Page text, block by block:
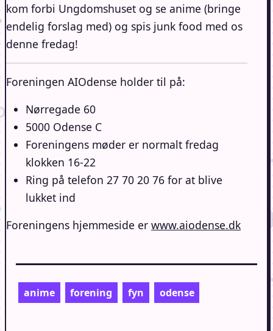
kom forbi Ungdomshuset og se anime (bringe
endelig forslag med) og spis junk food med os
denne fredag!
Foreningen AIOdense holder til på:
Nørregade 60
5000 Odense C
Foreningens møder er normalt fredag
klokken 16-22
Ring på telefon 27 70 20 76 for at blive
lukket ind
Foreningens hjemmeside er www.aiodense.dk
anime forening fyn odense